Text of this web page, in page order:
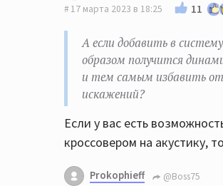
17 марта 2023 в 18:25
11
А если добавить в
образом получится
и тем самым избавить
искажений?
Если у вас есть
кроссовером на акустику,
Prokophieff
@Boss75